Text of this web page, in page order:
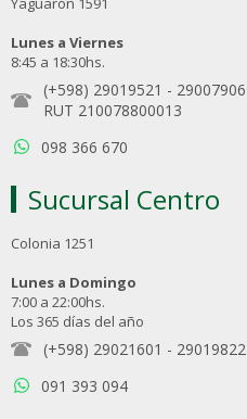
Lunes a Viernes
8:45 a 18:30hs.
(+598) 29019521 - 29007906
RUT 210078800013
098 366 670
Sucursal Centro
Colonia 1251
Lunes a Domingo
7:00 a 22:00hs.
Los 365 días del año
(+598) 29021601 - 29019822
091 393 094